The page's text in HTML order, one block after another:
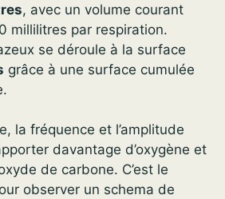
, avec un volume courant
millilitres par respiration.
se déroule à la surface
grâce à une surface cumulée
la fréquence et l’amplitude
davantage d’oxygène et
de carbone. C’est le
observer un schema de